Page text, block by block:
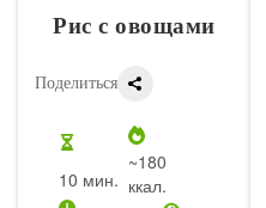
Рис с овощами
Поделиться
10 мин.
~180
ккал.